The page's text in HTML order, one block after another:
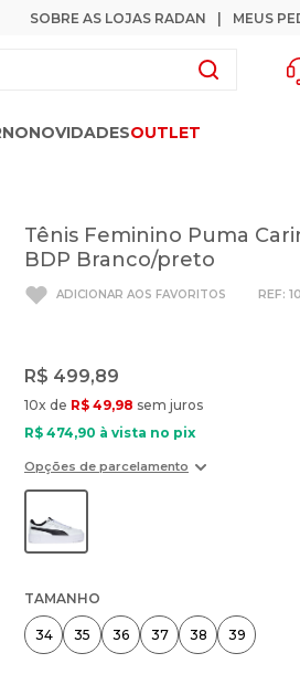
SOBRE AS LOJAS RADAN MEUS
NOVIDADESOUTLET
Tênis Feminino Puma
BDP Branco/preto
:
R$ 499,89
10x de R$ 49,98 sem juros
R$ 474,90 à vista no pix
Opções de parcelamento
TAMANHO
34 35 36 37 38 39